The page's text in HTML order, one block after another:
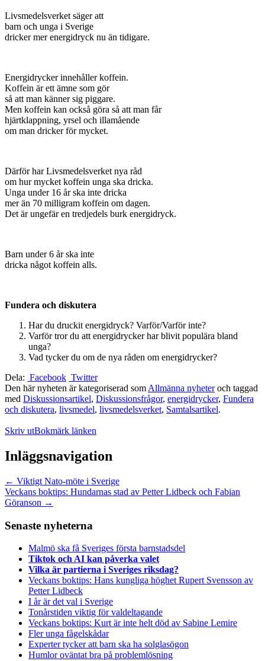
Livsmedelsverket säger att
barn och unga i Sverige
dricker mer energidryck nu än tidigare.
Energidrycker innehåller koffein.
Koffein är ett ämne som gör
så att man känner sig piggare.
Men koffein kan också göra så att man får
hjärtklappning, yrsel och illamående
om man dricker för mycket.
Därför har Livsmedelsverket nya råd
om hur mycket koffein unga ska dricka.
Unga under 16 år ska inte dricka
mer än 70 milligram koffein om dagen.
Det är ungefär en tredjedels burk energidryck.
Barn under 6 år ska inte
dricka något koffein alls.
Fundera och diskutera
Har du druckit energidryck? Varför/Varför inte?
Varför tror du att energidrycker har blivit populära bland
unga?
Vad tycker du om de nya råden om energidrycker?
Dela: Facebook Twitter
Den här nyheten är kategoriserad som Allmänna nyheteroch taggad
med Diskussionsartikel, Diskussionsfrågor, energidrycker, Fundera
och diskutera, livsmedel, livsmedelsverket, Samtalsartikel.
Skriv utBokmärk länken
Inläggsnavigation
← Viktigt Nato-möte i Sverige
Veckans boktips: Hundarnas stad av Petter Lidbeck och Fabian
Göranson →
Senaste nyheterna
Malmö ska få Sveriges första barnstadsdel
Tiktok och AI kan påverka valet
Vilka är partierna i Sveriges riksdag?
Veckans boktips: Hans kungliga höghet Rupert Svensson av
Petter Lidbeck
I år är det val i Sverige
Tonårstiden viktig för valdeltagande
Veckans boktips: Kurt är inte helt död av Sabine Lemire
Fler unga fågelskådar
Experter tycker att barn ska ha solglasögon
Humlor oväntat bra på problemlösning